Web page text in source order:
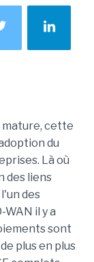
mature, cette
du
Là où
des liens
des
il y a
sont
plus en plus